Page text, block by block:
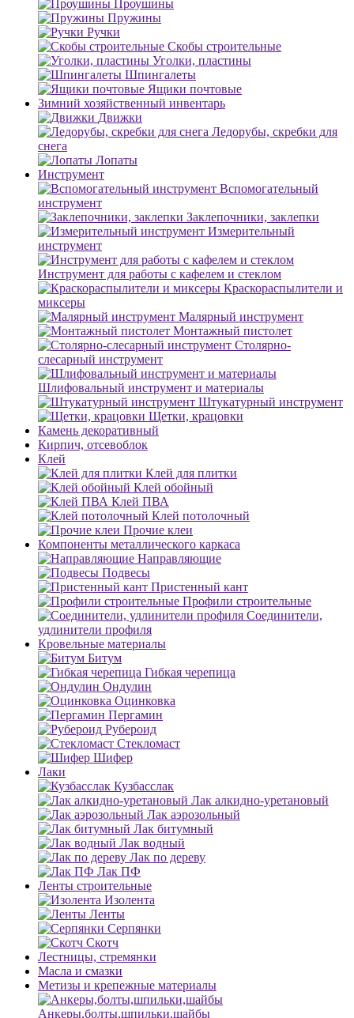
Проушины
Пружины
Ручки
Скобы строительные
Уголки, пластины
Шпингалеты
Ящики почтовые
Зимний хозяйственный инвентарь
Движки
Ледорубы, скребки для
снега
Лопаты
Инструмент
Вспомогательный
инструмент
Заклепочники, заклепки
Измерительный
инструмент
Инструмент для работы с кафелем и стеклом
Краскораспылители и
миксеры
Малярный инструмент
Монтажный пистолет
Столярно-
слесарный инструмент
Шлифовальный инструмент и материалы
Штукатурный инструмент
Щетки, крацовки
Камень декоративный
Кирпич, отсевоблок
Клей
Клей для плитки
Клей обойный
Клей ПВА
Клей потолочный
Прочие клеи
Компоненты металлического каркаса
Направляющие
Подвесы
Пристенный кант
Профили строительные
Соединители,
удлинители профиля
Кровельные материалы
Битум
Гибкая черепица
Ондулин
Оцинковка
Пергамин
Рубероид
Стекломаст
Шифер
Лаки
Кузбасслак
Лак алкидно-уретановый
Лак аэрозольный
Лак битумный
Лак водный
Лак по дереву
Лак ПФ
Ленты строительные
Изолента
Ленты
Серпянки
Скотч
Лестницы, стремянки
Масла и смазки
Метизы и крепежные материалы
Анкеры,болты,шпильки,шайбы